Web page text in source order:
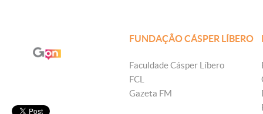
FUNDAÇÃO CÁSPER LÍBERO
Faculdade Cásper Líbero
FCL
Gazeta FM